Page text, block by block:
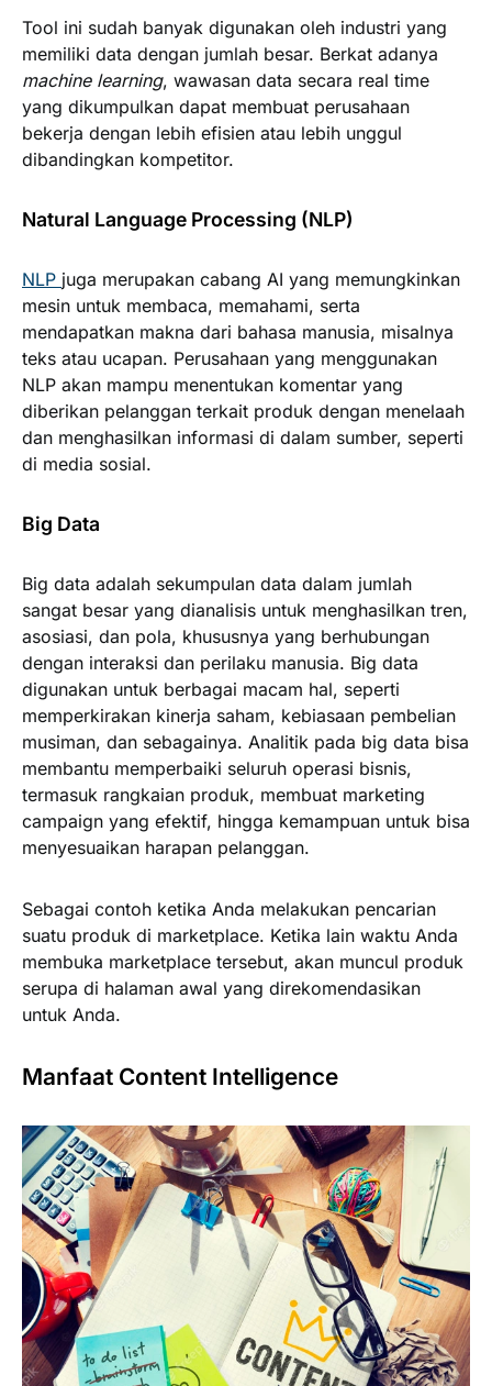
Tool ini sudah banyak digunakan oleh industri yang
memiliki data dengan jumlah besar. Berkat adanya
machine learning, wawasan data secara real time
yang dikumpulkan dapat membuat perusahaan
bekerja dengan lebih efisien atau lebih unggul
dibandingkan kompetitor.
Natural Language Processing (NLP)
NLP juga merupakan cabang AI yang memungkinkan
mesin untuk membaca, memahami, serta
mendapatkan makna dari bahasa manusia, misalnya
teks atau ucapan. Perusahaan yang menggunakan
NLP akan mampu menentukan komentar yang
diberikan pelanggan terkait produk dengan menelaah
dan menghasilkan informasi di dalam sumber, seperti
di media sosial.
Big Data
Big data adalah sekumpulan data dalam jumlah
sangat besar yang dianalisis untuk menghasilkan tren,
asosiasi, dan pola, khususnya yang berhubungan
dengan interaksi dan perilaku manusia. Big data
digunakan untuk berbagai macam hal, seperti
memperkirakan kinerja saham, kebiasaan pembelian
musiman, dan sebagainya. Analitik pada big data bisa
membantu memperbaiki seluruh operasi bisnis,
termasuk rangkaian produk, membuat marketing
campaign yang efektif, hingga kemampuan untuk bisa
menyesuaikan harapan pelanggan.
Sebagai contoh ketika Anda melakukan pencarian
suatu produk di marketplace. Ketika lain waktu Anda
membuka marketplace tersebut, akan muncul produk
serupa di halaman awal yang direkomendasikan
untuk Anda.
Manfaat Content Intelligence